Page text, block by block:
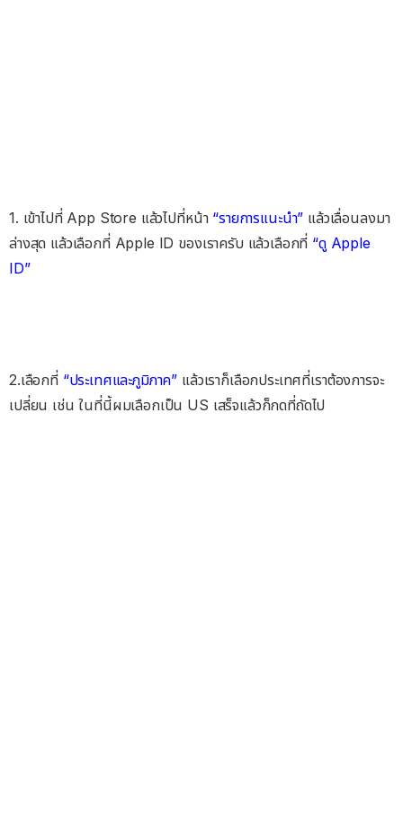
1. เข้าไปที่ App Store แล้วไปที่หน้า “รายการแนะนำ” แล้วเลื่อนลงมา
ล่างสุด แล้วเลือกที่ Apple ID ของเราครับ แล้วเลือกที่ “ดู Apple
ID”
2.เลือกที่ “ประเทศและภูมิภาค” แล้วเราก็เลือกประเทศที่เราต้องการจะ
เปลี่ยน เช่น ในที่นี้ผมเลือกเป็น US เสร็จแล้วก็กดที่ถัดไป